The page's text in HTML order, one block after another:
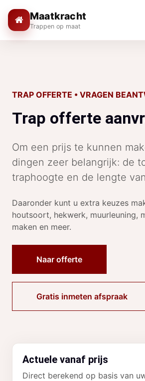
Maatkracht
Trappen op maat
TRAP OFFERTE • VRAGEN
Trap offerte
Om een prijs te kunnen
dingen zeer belangrijk: de
traphoogte en de lengte
Daaronder kunt u extra keuzes
houtsoort, hekwerk, muurleuning,
maken en meer.
Naar offerte
Gratis inmeten afspraak
Actuele vanaf prijs
Direct berekend op basis van